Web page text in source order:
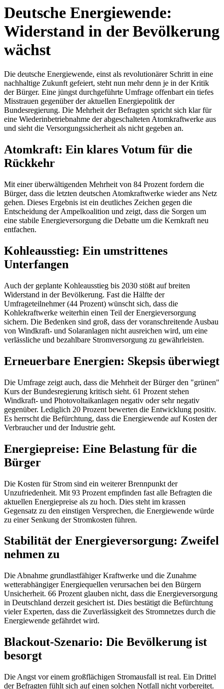
Deutsche Energiewende:
Widerstand in der Bevölkerung
wächst
Die deutsche Energiewende, einst als revolutionärer Schritt in eine
nachhaltige Zukunft gefeiert, steht nun mehr denn je in der Kritik
der Bürger. Eine jüngst durchgeführte Umfrage offenbart ein tiefes
Misstrauen gegenüber der aktuellen Energiepolitik der
Bundesregierung. Die Mehrheit der Befragten spricht sich klar für
eine Wiederinbetriebnahme der abgeschalteten Atomkraftwerke aus
und sieht die Versorgungssicherheit als nicht gegeben an.
Atomkraft: Ein klares Votum für die
Rückkehr
Mit einer überwältigenden Mehrheit von 84 Prozent fordern die
Bürger, dass die letzten deutschen Atomkraftwerke wieder ans Netz
gehen. Dieses Ergebnis ist ein deutliches Zeichen gegen die
Entscheidung der Ampelkoalition und zeigt, dass die Sorgen um
eine stabile Energieversorgung die Debatte um die Kernkraft neu
entfachen.
Kohleausstieg: Ein umstrittenes
Unterfangen
Auch der geplante Kohleausstieg bis 2030 stößt auf breiten
Widerstand in der Bevölkerung. Fast die Hälfte der
Umfrageteilnehmer (44 Prozent) wünscht sich, dass die
Kohlekraftwerke weiterhin einen Teil der Energieversorgung
sichern. Die Bedenken sind groß, dass der voranschreitende Ausbau
von Windkraft- und Solaranlagen nicht ausreichen wird, um eine
verlässliche und bezahlbare Stromversorgung zu gewährleisten.
Erneuerbare Energien: Skepsis überwiegt
Die Umfrage zeigt auch, dass die Mehrheit der Bürger den "grünen"
Kurs der Bundesregierung kritisch sieht. 61 Prozent stehen
Windkraft- und Photovoltaikanlagen negativ oder sehr negativ
gegenüber. Lediglich 20 Prozent bewerten die Entwicklung positiv.
Es herrscht die Befürchtung, dass die Energiewende auf Kosten der
Verbraucher und der Industrie geht.
Energiepreise: Eine Belastung für die
Bürger
Die Kosten für Strom sind ein weiterer Brennpunkt der
Unzufriedenheit. Mit 93 Prozent empfinden fast alle Befragten die
aktuellen Energiepreise als zu hoch. Dies steht im krassen
Gegensatz zu den einstigen Versprechen, die Energiewende würde
zu einer Senkung der Stromkosten führen.
Stabilität der Energieversorgung: Zweifel
nehmen zu
Die Abnahme grundlastfähiger Kraftwerke und die Zunahme
wetterabhängiger Energiequellen verursachen bei den Bürgern
Unsicherheit. 66 Prozent glauben nicht, dass die Energieversorgung
in Deutschland derzeit gesichert ist. Dies bestätigt die Befürchtung
vieler Experten, dass die Zuverlässigkeit des Stromnetzes durch die
Energiewende gefährdet wird.
Blackout-Szenario: Die Bevölkerung ist
besorgt
Die Angst vor einem großflächigen Stromausfall ist real. Ein Drittel
der Befragten fühlt sich auf einen solchen Notfall nicht vorbereitet.